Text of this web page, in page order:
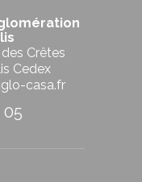
Crêtes
Cedex
casa.fr
05